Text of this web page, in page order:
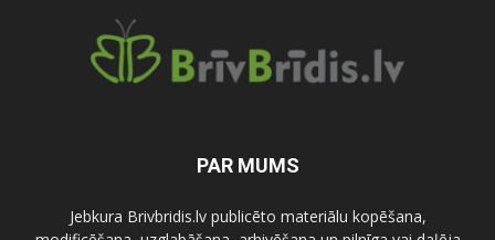
PAR MUMS
Jebkura Brivbridis.lv publicēto materiālu kopēšana,